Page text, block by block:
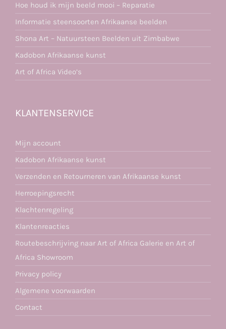
Hoe houd ik mijn beeld mooi – Reparatie
Informatie steensoorten Afrikaanse beelden
Shona Art – Natuursteen Beelden uit Zimbabwe
Kadobon Afrikaanse kunst
Art of Africa Video’s
KLANTENSERVICE
Mijn account
Kadobon Afrikaanse kunst
Verzenden en Retourneren van Afrikaanse kunst
Herroepingsrecht
Klachtenregeling
Klantenreacties
Routebeschrijving naar Art of Africa Galerie en Art of
Africa Showroom
Privacy policy
Algemene voorwaarden
Contact